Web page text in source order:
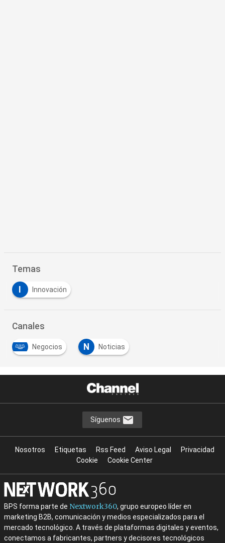
Temas
Innovación
Canales
Negocios N Noticias
Síguenos
Nosotros Etiquetas Rss Feed Aviso Legal
Privacidad
Cookie
Cookie Center
BPS forma parte de Nextwork360, grupo europeo líder en
marketing B2B, comunicación y medios especializados para el
mercado tecnológico. A través de plataformas digitales y eventos,
conectamos a fabricantes, partners y decisores tecnológicos